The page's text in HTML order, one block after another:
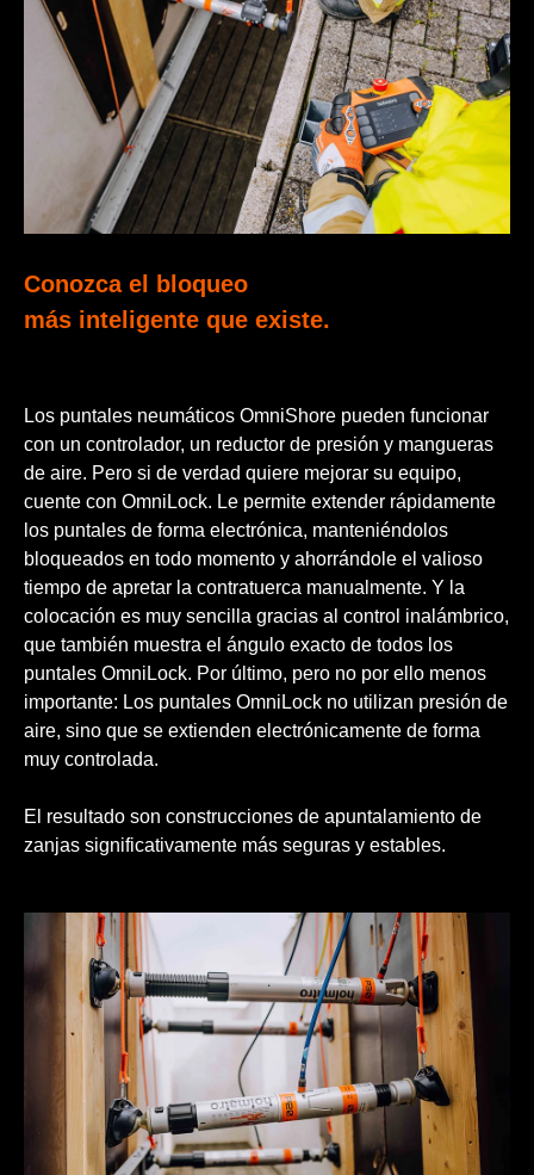
Conozca el bloqueo
más inteligente que existe.
Los puntales neumáticos OmniShore pueden funcionar
con un controlador, un reductor de presión y mangueras
de aire. Pero si de verdad quiere mejorar su equipo,
cuente con OmniLock. Le permite extender rápidamente
los puntales de forma electrónica, manteniéndolos
bloqueados en todo momento y ahorrándole el valioso
tiempo de apretar la contratuerca manualmente. Y la
colocación es muy sencilla gracias al control inalámbrico,
que también muestra el ángulo exacto de todos los
puntales OmniLock. Por último, pero no por ello menos
importante: Los puntales OmniLock no utilizan presión de
aire, sino que se extienden electrónicamente de forma
muy controlada.
El resultado son construcciones de apuntalamiento de
zanjas significativamente más seguras y estables.